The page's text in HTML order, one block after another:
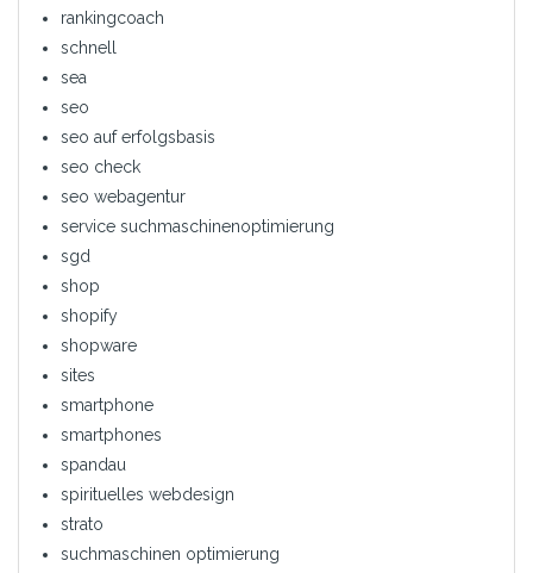
rankingcoach
schnell
sea
seo
seo auf erfolgsbasis
seo check
seo webagentur
service suchmaschinenoptimierung
sgd
shop
shopify
shopware
sites
smartphone
smartphones
spandau
spirituelles webdesign
strato
suchmaschinen optimierung